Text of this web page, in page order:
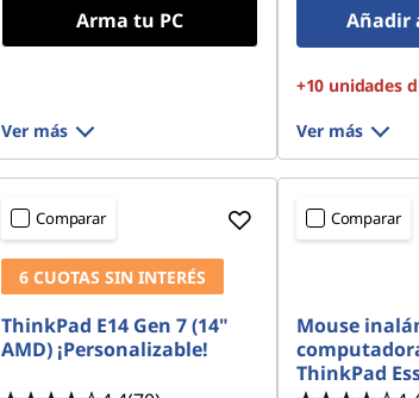
Arma tu PC
Ver más
Añadir
+10 unidades
Ver más
Comparar
6 CUOTAS SIN INTERÉS
ThinkPad E14 Gen 7 (14"
AMD) ¡Personalizable!
Comparar
Mouse
ThinkPad